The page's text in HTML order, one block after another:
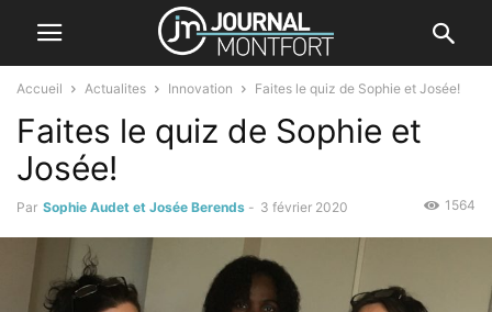
Accueil Actualites Innovation Faites le quiz de Sophie et Josée!
Faites le quiz de Sophie et
Josée!
Par Sophie Audet et Josée Berends - 3 février 2020 1564